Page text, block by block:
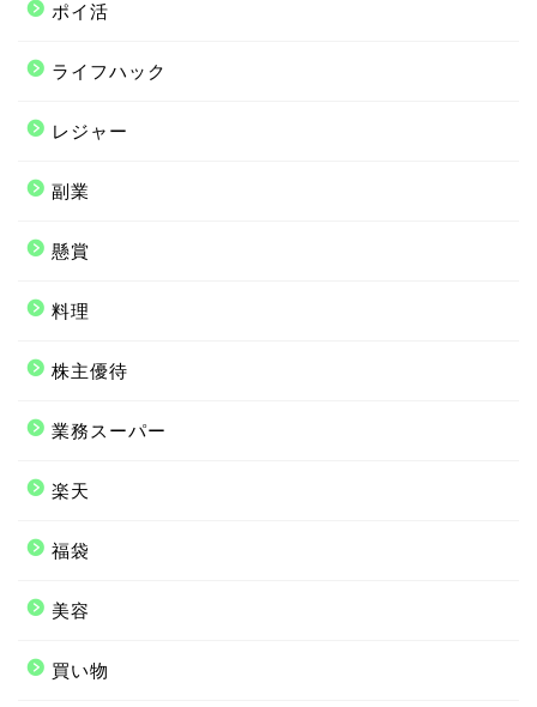
ポイ活
ライフハック
レジャー
副業
懸賞
料理
株主優待
業務スーパー
楽天
福袋
美容
買い物